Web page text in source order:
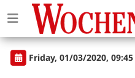
Friday, 01/03/2020,